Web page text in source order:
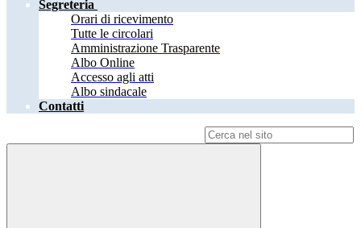
Segreteria
Orari di ricevimento
Tutte le circolari
Amministrazione Trasparente
Albo Online
Accesso agli atti
Albo sindacale
Contatti